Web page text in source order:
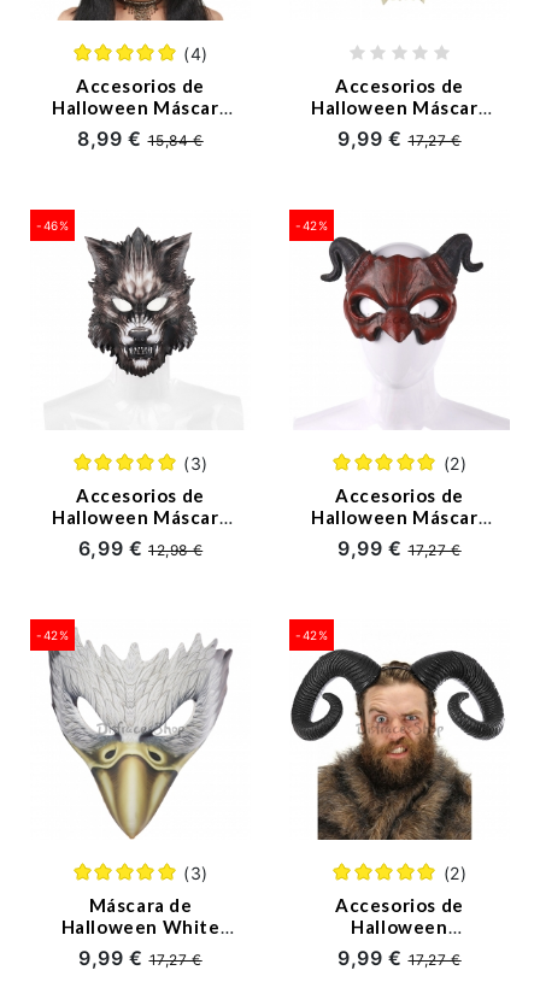
Disfraces 2022
Ofertas
Cupones y Descuentos
(4)
Accesorios de
Halloween Máscara
de Conejito de Media
Cara Sexy
8,99 €15,84 €
Accesorios de
Halloween Máscara
de Lobo 3D
9,99 €17,27 €
-46%
(3)
Accesorios de
Halloween Máscara
de Lobo Animal de
Media Cara
6,99 € 12,98 €
-42%
(2)
Accesorios de
Halloween Máscara
de Diablo Shofar de
Media Cara
9,99 €17,27 €
-42%
(3)
Máscara de
Halloween White
Eagle EVA
9,99 €17,27 €
-42%
(2)
Accesorios de
Halloween
Decoración Divertida
del Cuerno
9,99 €17,27 €